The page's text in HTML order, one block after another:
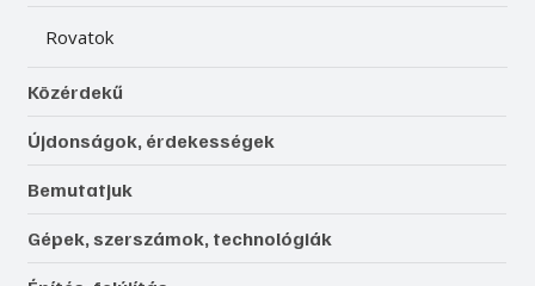
Rovatok
Közérdekű
Újdonságok, érdekességek
Bemutatjuk
Gépek, szerszámok, technológiák